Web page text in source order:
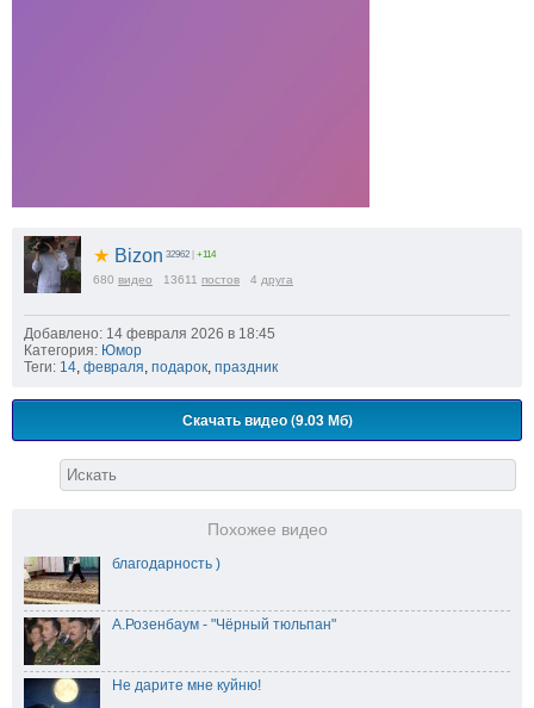
★ Bizon 32962 | +114
680 видео 13611 постов 4 друга
Добавлено: 14 февраля 2026 в 18:45
Категория: Юмор
Теги: 14 февраля подарок праздник
Скачать видео (9.03 Мб)
Похожее видео
благодарность )
А.Розенбаум - "Чёрный тюльпан"
Не дарите мне куйню!